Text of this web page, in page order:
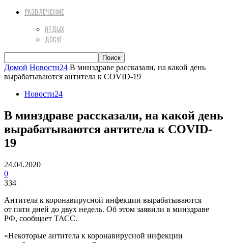
РАЗВЛЕЧЕНИЕ
ОТДЫХ
ДОСУГ
Домой Новости24 В минздраве рассказали, на какой день
вырабатываются антитела к COVID-19
Новости24
В минздраве рассказали, на какой день
вырабатываются антитела к COVID-
19
24.04.2020
0
334
Антитела к коронавирусной инфекции вырабатываются
от пяти дней до двух недель. Об этом заявили в минздраве
РФ, сообщает ТАСС.
«Некоторые антитела к коронавирусной инфекции